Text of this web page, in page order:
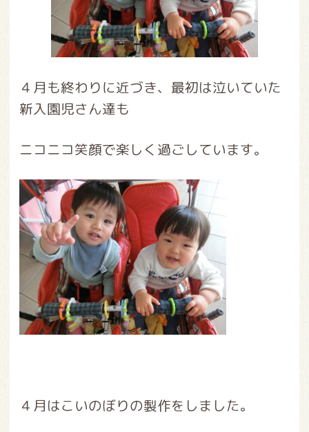
４月も終わりに近づき、最初は泣いていた
新入園児さん達も
ニコニコ笑顔で楽しく過ごしています。
４月はこいのぼりの製作をしました。